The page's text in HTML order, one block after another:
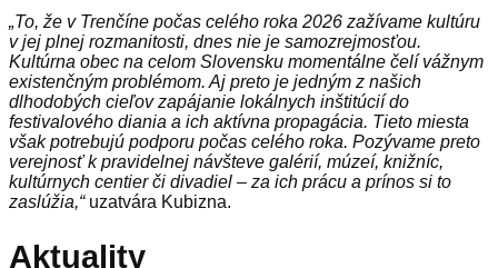
„To, že v Trenčíne počas celého roka 2026 zažívame kultúru
v jej plnej rozmanitosti, dnes nie je samozrejmosťou.
Kultúrna obec na celom Slovensku momentálne čelí vážnym
existenčným problémom. Aj preto je jedným z našich
dlhodobých cieľov zapájanie lokálnych inštitúcií do
festivalového diania a ich aktívna propagácia. Tieto miesta
však potrebujú podporu počas celého roka. Pozývame preto
verejnosť k pravidelnej návšteve galérií, múzeí, knižníc,
kultúrnych centier či divadiel – za ich prácu a prínos si to
zaslúžia,“uzatvára Kubizna.
Aktuality